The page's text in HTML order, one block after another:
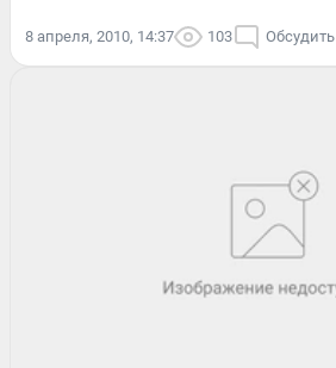
8 апреля, 2010, 14:37 103 Обсудить